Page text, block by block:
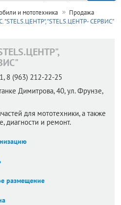
и мототехника
Продажа
"STELS.ЦЕНТР", "STELS.ЦЕНТР- СЕРВИС"
8 (963) 212-22-25
Димитрова, 40, ул. Фрунзе,
для мототехники, а также
диагности и ремонт.
размещение